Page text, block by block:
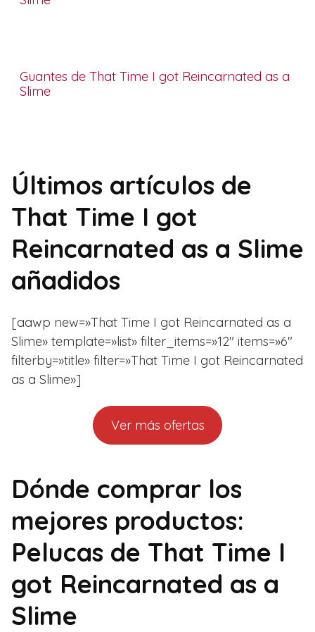
Guantes de That Time I got Reincarnated as a
Slime
Últimos artículos de
That Time I got
Reincarnated as a Slime
añadidos
[aawp new=»That Time I got Reincarnated as a
Slime» template=»list» filter_items=»12″ items=»6″
filterby=»title» filter=»That Time I got Reincarnated
as a Slime»]
Ver más ofertas
Dónde comprar los
mejores productos:
Pelucas de That Time I
got Reincarnated as a
Slime